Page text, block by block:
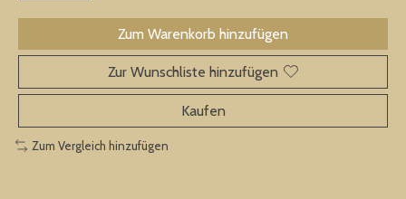
Zum Warenkorb hinzufügen
Zur Wunschliste hinzufügen
Kaufen
Zum Vergleich hinzufügen